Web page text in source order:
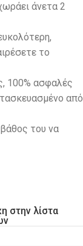
άνετα 2
το
100% ασφαλές
από
του να
στην λίστα